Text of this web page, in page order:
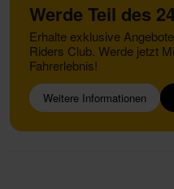
Werde Teil des
Erhalte exklusive
Riders Club. Werde jetzt
Fahrerlebnis!
Weitere Informationen